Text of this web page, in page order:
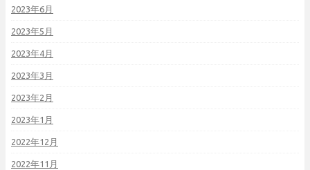
2023年6月
2023年5月
2023年4月
2023年3月
2023年2月
2023年1月
2022年12月
2022年11月